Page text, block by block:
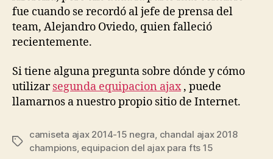
fue cuando se recordó al jefe de prensa del
team, Alejandro Oviedo, quien falleció
recientemente.
Si tiene alguna pregunta sobre dónde y cómo
utilizarsegunda equipacion ajax, puede
llamarnos a nuestro propio sitio de Internet.
Etiquetas
camiseta ajax 2014-15 negra chandal ajax 2018
champions, equipacion del ajax para fts 15